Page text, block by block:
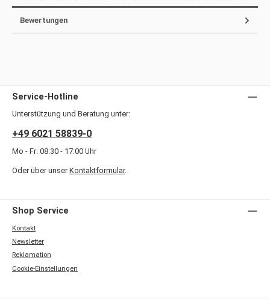
Bewertungen
Service-Hotline
Unterstützung und Beratung unter:
+49 6021 58839-0
Mo - Fr: 08:30 - 17:00 Uhr
Oder über unser Kontaktformular.
Shop Service
Kontakt
Newsletter
Reklamation
Cookie-Einstellungen